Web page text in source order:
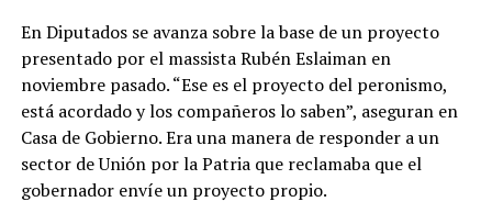
En Diputados se avanza sobre la base de un proyecto
presentado por el massista Rubén Eslaiman en
noviembre pasado. “Ese es el proyecto del peronismo,
está acordado y los compañeros lo saben”, aseguran en
Casa de Gobierno. Era una manera de responder a un
sector de Unión por la Patria que reclamaba que el
gobernador envíe un proyecto propio.